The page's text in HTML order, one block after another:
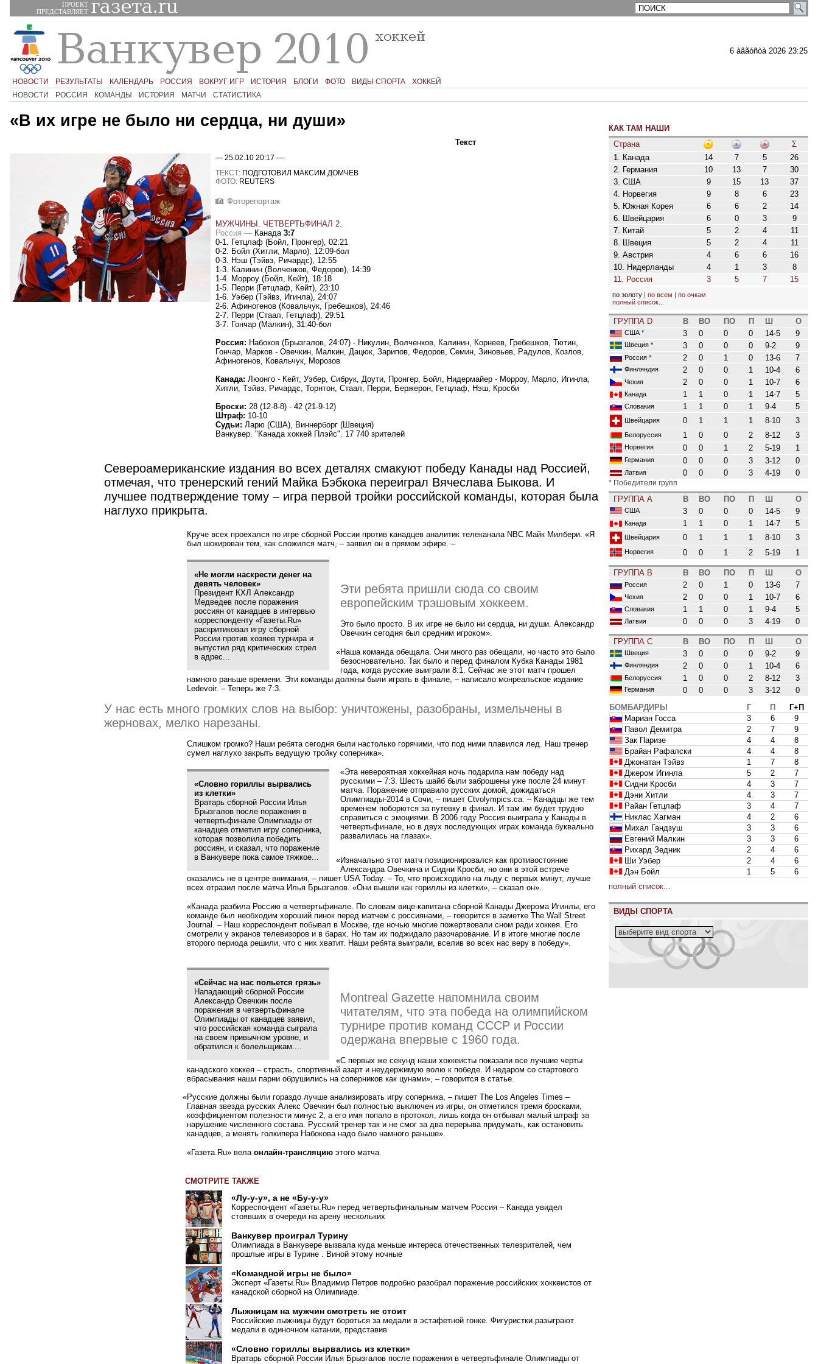
ПРОЕКТ
ПРЕДСТАВЛЯЕТ
6 àâãóñòà 2026 23:25
НОВОСТИ РЕЗУЛЬТАТЫ КАЛЕНДАРЬ РОССИЯ ВОКРУГ ИГР ИСТОРИЯ БЛОГИ ФОТО ВИДЫ СПОРТА
ХОККЕЙ
НОВОСТИ
РОССИЯ КОМАНДЫ ИСТОРИЯ МАТЧИ СТАТИСТИКА
«В их игре не было ни сердца, ни души»
Текст
— 25.02.10 20:17 —
ТЕКСТ: ПОДГОТОВИЛ МАКСИМ ДОМЧЕВ
ФОТО: REUTERS
Фоторепортаж
МУЖЧИНЫ. ЧЕТВЕРТЬФИНАЛ 2.
Россия — Канада 3:7
0-1. Гетцлаф (Бойл, Пронгер), 02:21
0-2. Бойл (Хитли, Марло), 12:09-бол
0-3. Нэш (Тэйвз, Ричардс), 12:55
1-3. Калинин (Волченков, Федоров), 14:39
1-4. Морроу (Бойл, Кейт), 18:18
1-5. Перри (Гетцлаф, Кейт), 23:10
1-6. Уэбер (Тэйвз, Игинла), 24:07
2-6. Афиногенов (Ковальчук, Гребешков), 24:46
2-7. Перри (Стаал, Гетцлаф), 29:51
3-7. Гончар (Малкин), 31:40-бол
Россия: Набоков (Брызгалов, 24:07) - Никулин, Волченков, Калинин, Корнеев, Гребешков, Тютин,
Гончар, Марков - Овечкин, Малкин, Дацюк, Зарипов, Федоров, Семин, Зиновьев, Радулов, Козлов,
Афиногенов, Ковальчук, Морозов
Канада: Люонго - Кейт, Уэбер, Сибрук, Доути, Пронгер, Бойл, Нидермайер - Морроу, Марло, Игинла,
Хитли, Тэйвз, Ричардс, Торнтон, Стаал, Перри, Бержерон, Гетцлаф, Нэш, Кросби
Броски: 28 (12-8-8) - 42 (21-9-12)
Штраф: 10-10
Судьи: Ларю (США), Виннерборг ( Швеция)
Ванкувер. "Канада хоккей Плэйс". 17 740 зрителей
Североамериканские издания во всех деталях смакуют победу Канады над Россией,
отмечая, что тренерский гений Майка Бэбкока переиграл Вячеслава Быкова. И
лучшее подтверждение тому – игра первой тройки российской команды, которая была
наглухо прикрыта.
Круче всех проехался по игре сборной России против канадцев аналитик телеканала NВС Майк Милбери. «Я
был шокирован тем, как сложился матч, – заявил он в прямом эфире. –
«Не могли наскрести денег на
девять человек»
Президент КХЛ Александр
Медведев после поражения
россиян от канадцев в интервью
корреспонденту «Газеты.Ru»
раскритиковал игру сборной
России против хозяев турнира и
выпустил ряд критических стрел
в адрес...
Эти ребята пришли сюда со своим
европейским трэшовым хоккеем.
Это было просто. В их игре не было ни сердца, ни души. Александр
Овечкин сегодня был средним игроком».
«Наша команда обещала. Они много раз обещали, но часто это было
безосновательно. Так было и перед финалом Кубка Канады 1981
года, когда русские выиграли 8:1. Сейчас же этот матч прошел
намного раньше времени. Эти команды должны были играть в финале, – написало монреальское издание
Ledevoir. – Теперь же 7:3.
У нас есть много громких слов на выбор: уничтожены, разобраны, измельчены в
жерновах, мелко нарезаны.
Слишком громко? Наши ребята сегодня были настолько горячими, что под ними плавился лед. Наш тренер
сумел наглухо закрыть ведущую тройку соперника».
«Словно гориллы вырвались
из клетки»
Вратарь сборной России Илья
Брызгалов после поражения в
четвертьфинале Олимпиады от
канадцев отметил игру соперника,
которая позволила победить
россиян, и сказал, что поражение
в Ванкувере пока самое тяжкое...
«Эта невероятная хоккейная ночь подарила нам победу над
русскими – 7:3. Шесть шайб были заброшены уже после 24 минут
матча. Поражение отправило русских домой, дожидаться
Олимпиады-2014 в Сочи, – пишет Ctvolympics.ca. – Канадцы же тем
временем поборются за путевку в финал. И там им будет трудно
справиться с эмоциями. В 2006 году Россия выиграла у Канады в
четвертьфинале, но в двух последующих играх команда буквально
развалилась на глазах».
«Изначально этот матч позиционировался как противостояние
Александра Овечкина и Сидни Кросби, но они в этой встрече
оказались не в центре внимания, – пишет USA Today. – То, что происходило на льду с первых минут, лучше
всех отразил после матча Илья Брызгалов. «Они вышли как гориллы из клетки», – сказал он».
«Канада разбила Россию в четвертьфинале. По словам вице-капитана сборной Канады Джерома Игинлы, его
команде был необходим хороший пинок перед матчем с россиянами, – говорится в заметке The Wall Street
Journal. – Наш корреспондент побывал в Москве, где ночью многие пожертвовали сном ради хоккея. Его
смотрели у экранов телевизоров и в барах. Но там их поджидало разочарование. И в итоге многие после
второго периода решили, что с них хватит. Наши ребята выиграли, вселив во всех нас веру в победу».
«Сейчас на нас польется грязь»
Нападающий сборной России
Александр Овечкин после
поражения в четвертьфинале
Олимпиады от канадцев заявил,
что российская команда сыграла
на своем привычном уровне, и
обратился к болельщикам....
Montreal Gazette напомнила своим
читателям, что эта победа на олимпийском
турнире против команд СССР и России
одержана впервые с 1960 года.
«С первых же секунд наши хоккеисты показали все лучшие черты
канадского хоккея – страсть, спортивный азарт и неудержимую волю к победе. И недаром со стартового
вбрасывания наши парни обрушились на соперников как цунами», – говорится в статье.
«Русские должны были гораздо лучше анализировать игру соперника, – пишет The Los Angeles Times –
Главная звезда русских Алекс Овечкин был полностью выключен из игры, он отметился тремя бросками,
коэффициентом полезности минус 2, а его имя попало в протокол, лишь когда он отбывал малый штраф за
нарушение численного состава. Русский тренер так и не смог за два перерыва придумать, как остановить
канадцев, а менять голкипера Набокова надо было намного раньше».
«Газета.Ru» вела онлайн-трансляциюэтого матча.
КАК ТАМ НАШИ
Страна
Σ
1. Канада
14 7 5
26
2. Германия
10 13 7
30
3. США
9 15 13
37
4. Норвегия
9 8 6
23
5. Южная Корея
6 6 2
14
6. Швейцария
6 0 3
9
7. Китай
5 2 4
11
8. Швеция
5 2 4
11
9. Австрия
4 6 6
16
10. Нидерланды
4 1 3
8
11. Россия
3 5 7 15
по золоту |по всем |по очкам
полный список...
ГРУППА D В ВО ПО П Ш О
США* 3 0 0 0 14-5 9
Швеция* 3 0 0 0 9-2 9
Россия* 2 0 1 0 13-6 7
Финляндия 2 0 0 1 10-4 6
Чехия 2 0 0 1 10-7 6
Канада 1 1 0 1 14-7 5
Словакия 1 1 0 1 9-4 5
Швейцария 0 1 1 1 8-10 3
Белоруссия 1 0 0 2 8-12 3
Норвегия 0 0 1 2 5-19 1
Германия 0 0 0 3 3-12 0
Латвия 0 0 0 3 4-19 0
* Победители групп
ГРУППА A В ВО ПО П Ш О
США 3 0 0 0 14-5 9
Канада 1 1 0 1 14-7 5
Швейцария 0 1 1 1 8-10 3
Норвегия 0 0 1 2 5-19 1
ГРУППА B В ВО ПО П Ш О
Россия 2 0 1 0 13-6 7
Чехия 2 0 0 1 10-7 6
Словакия 1 1 0 1 9-4 5
Латвия 0 0 0 3 4-19 0
ГРУППА C В ВО ПО П Ш О
Швеция 3 0 0 0 9-2 9
Финляндия 2 0 0 1 10-4 6
Белоруссия 1 0 0 2 8-12 3
Германия 0 0 0 3 3-12
0
БОМБАРДИРЫ
Г П
Г+П
Мариан Госса
3 6
9
Павол Демитра
2 7
9
Зак Паризе
4 4
8
Брайан Рафалски
4 4
8
Джонатан Тэйвз
1 7
8
Джером Игинла
5 2
7
Сидни Кросби
4 3
7
Дэни Хитли
4 3
7
Райан Гетцлаф
3 4
7
Никлас Хагман
4 2
6
Михал Гандзуш
3 3
6
Евгений Малкин
3 3
6
Рихард Зедник
2 4
6
Ши Уэбер
2 4
6
Дэн Бойл
1 5
6
полный список...
ВИДЫ СПОРТА
СМОТРИТЕ ТАКЖЕ
«Лу-у-у», а не «Бу-у-у»
Корреспондент «Газеты.Ru» перед четвертьфинальным матчем Россия – Канада увидел
стоявших в очереди на арену нескольких
Ванкувер проиграл Турину
Олимпиада в Ванкувере вызвала куда меньше интереса отечественных телезрителей, чем
прошлые игры в Турине . Виной этому ночные
«Командной игры не было»
Эксперт «Газеты.Ru» Владимир Петров подробно разобрал поражение российских хоккеистов от
канадской сборной на Олимпиаде.
Лыжницам на мужчин смотреть не стоит
Российские лыжницы будут бороться за медали в эстафетной гонке. Фигуристки разыграют
медали в одиночном катании, представив
«Словно гориллы вырвались из клетки»
Вратарь сборной России Илья Брызгалов после поражения в четвертьфинале Олимпиады от